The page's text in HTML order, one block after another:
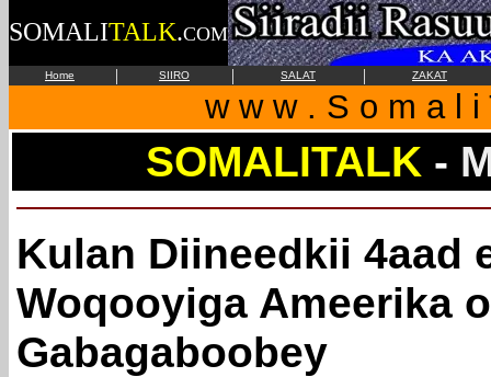
SOMALITALK.COM
Home | SIIRO | SALAT | ZAKAT
w w w . S o m a l
SOMALITALK -
Kulan Diineedkii 4aad
Woqooyiga Ameerika
Gabagaboobey